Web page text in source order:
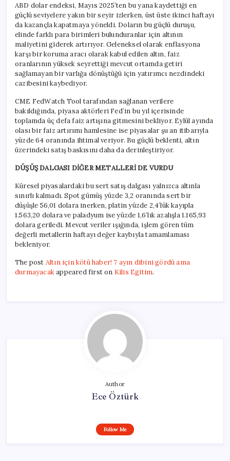
ABD dolar endeksi, Mayıs 2025’ten bu yana kaydettiği en
güçlü seviyelere yakın bir seyir izlerken, üst üste ikinci haftayı
da kazançla kapatmaya yöneldi. Doların bu güçlü duruşu,
elinde farklı para birimleri bulunduranlar için altının
maliyetini giderek artırıyor. Geleneksel olarak enflasyona
karşı bir koruma aracı olarak kabul edilen altın, faiz
oranlarının yüksek seyrettiği mevcut ortamda getiri
sağlamayan bir varlığa dönüştüğü için yatırımcı nezdindeki
cazibesini kaybediyor.
CME FedWatch Tool tarafından sağlanan verilere
bakıldığında, piyasa aktörleri Fed’in bu yıl içerisinde
toplamda üç defa faiz artışına gitmesini bekliyor. Eylül ayında
olası bir faiz artırımı hamlesine ise piyasalar şu an itibarıyla
yüzde 64 oranında ihtimal veriyor. Bu güçlü beklenti, altın
üzerindeki satış baskısını daha da derinleştiriyor.
DÜŞÜŞ DALGASI DİĞER METALLERİ DE VURDU
Küresel piyasalardaki bu sert satış dalgası yalnızca altınla
sınırlı kalmadı. Spot gümüş yüzde 3,2 oranında sert bir
düşüşle 56,01 dolara inerken, platin yüzde 2,4’lük kayıpla
1.563,20 dolara ve paladyum ise yüzde 1,6’lık azalışla 1.165,93
dolara geriledi. Mevcut veriler ışığında, işlem gören tüm
değerli metallerin haftayı değer kaybıyla tamamlaması
bekleniyor.
The post Altın için kötü haber! 7 ayın dibini gördü ama
durmayacakappeared first on Kilis Egitim.
Author
Ece Öztürk
Follow Me